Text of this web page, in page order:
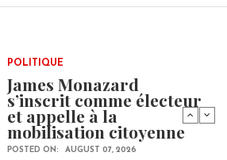
POLITIQUE
James Monazard
s’inscrit comme électeur
et appelle à la
mobilisation citoyenne
POSTED ON: AUGUST 07, 2026